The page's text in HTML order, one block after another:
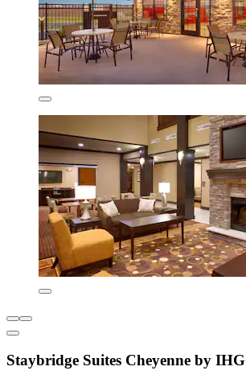
Staybridge Suites Cheyenne by IHG